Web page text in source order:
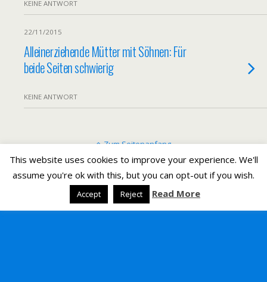
KEINE ANTWORT
22/11/2015
Alleinerziehende Mütter mit Söhnen: Für
beide Seiten schwierig
KEINE ANTWORT
Zum Seitenanfang
Mobil Desktop
This website uses cookies to improve your experience. We'll
assume you're ok with this, but you can opt-out if you wish.
Accept Reject Read More